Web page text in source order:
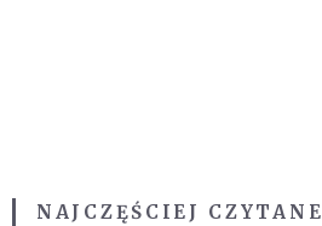
NAJCZĘŚCIEJ CZYTANE